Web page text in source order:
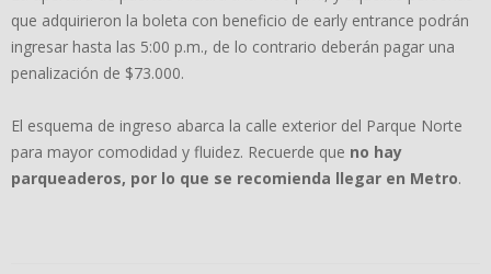
que adquirieron la boleta con beneficio de early entrance podrán
ingresar hasta las 5:00 p.m., de lo contrario deberán pagar una
penalización de $73.000.
El esquema de ingreso abarca la calle exterior del Parque Norte
para mayor comodidad y fluidez. Recuerde que no hay
parqueaderos, por lo que se recomienda llegar en Metro.